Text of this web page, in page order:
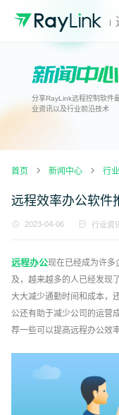
分享RayLink远程控制软件
业资讯以及行业前沿技术
首页 新闻中心 行
远程效率办公软件
2023-04-06 行业资
远程办公现在已经成为许多
及，越来越多的人已经发现
大大减少通勤时间和成本，
公还有助于减少公司的运营
荐一些可以提高远程办公效